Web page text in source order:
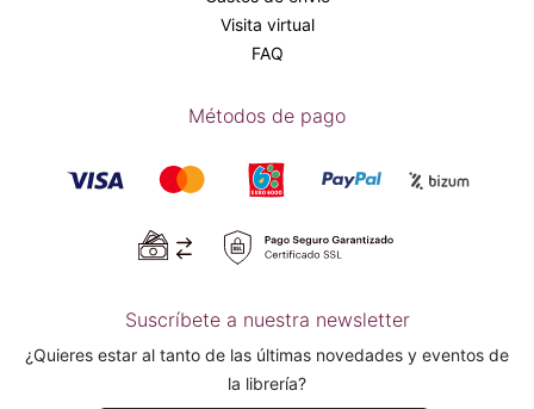
Visita virtual
FAQ
Métodos de pago
Suscríbete a nuestra newsletter
¿Quieres estar al tanto de las últimas novedades y eventos de
la librería?